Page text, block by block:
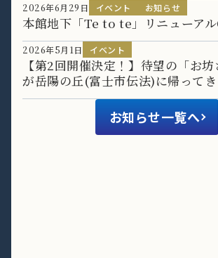
2026年6月29日 イベント お知らせ
本館地下「Te to te」リニューア
2026年5月1日 イベント
【第2回開催決定！】待望の「お坊
が岳陽の丘(富士市伝法)に帰って
お知らせ一覧へ